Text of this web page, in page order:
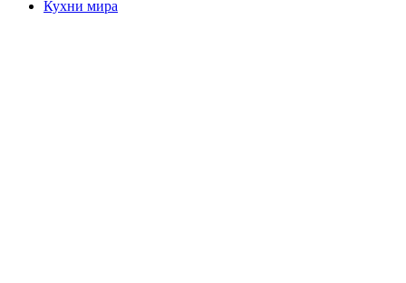
Кухни мира